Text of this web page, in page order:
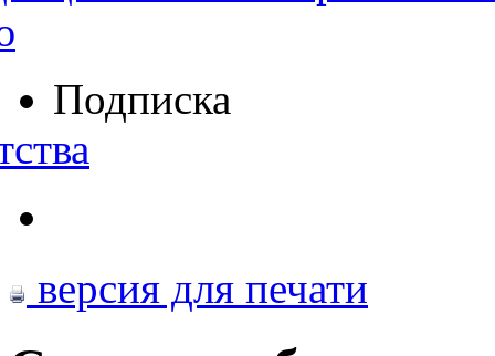
Подписка
версия для печати